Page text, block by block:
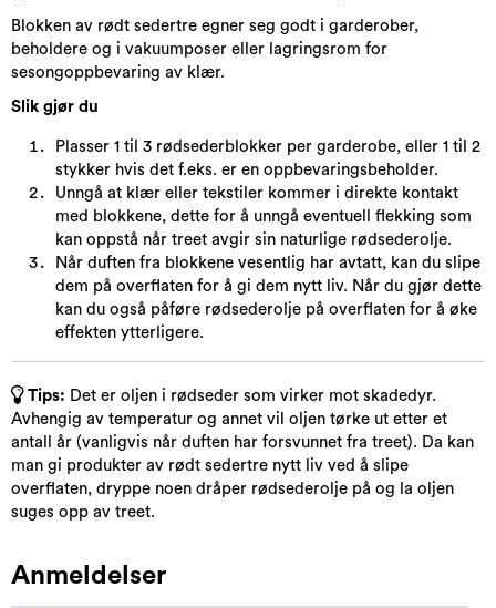
Blokken av rødt sedertre egner seg godt i garderober,
beholdere og i vakuumposer eller lagringsrom for
sesongoppbevaring av klær.
Slik gjør du
Plasser 1 til 3 rødsederblokker per garderobe, eller 1 til 2
stykker hvis det f.eks. er en oppbevaringsbeholder.
Unngå at klær eller tekstiler kommer i direkte kontakt
med blokkene, dette for å unngå eventuell flekking som
kan oppstå når treet avgir sin naturlige rødsederolje.
Når duften fra blokkene vesentlig har avtatt, kan du slipe
dem på overflaten for å gi dem nytt liv. Når du gjør dette
kan du også påføre rødsederolje på overflaten for å øke
effekten ytterligere.
Tips: Det er oljen i rødseder som virker mot skadedyr.
Avhengig av temperatur og annet vil oljen tørke ut etter et
antall år (vanligvis når duften har forsvunnet fra treet). Da kan
man gi produkter av rødt sedertre nytt liv ved å slipe
overflaten, dryppe noen dråper rødsederolje på og la oljen
suges opp av treet.
Anmeldelser